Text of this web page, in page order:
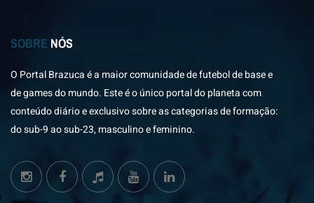
SOBRE NÓS
O Portal Brazuca é a maior comunidade de futebol de base e
de games do mundo. Este é o único portal do planeta com
conteúdo diário e exclusivo sobre as categorias de formação:
do sub-9 ao sub-23, masculino e feminino.